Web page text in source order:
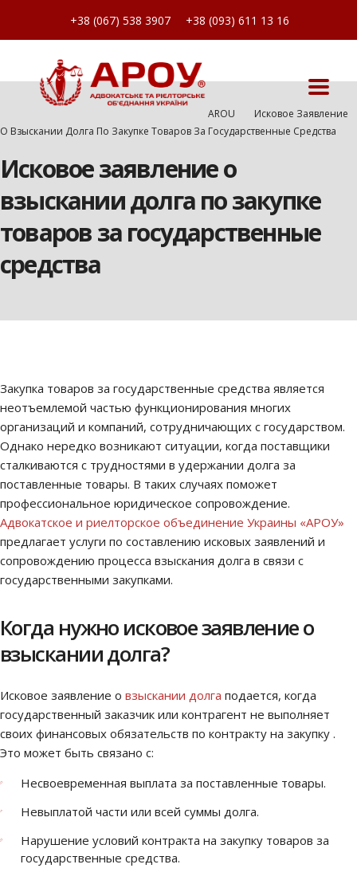
+38 (067) 538 3907 +38 (093) 611 13 16
AROU
Исковое Заявление
О Взыскании Долга По Закупке Товаров За Государственные Средства
Исковое заявление о
взыскании долга по закупке
товаров за государственные
средства
Закупка товаров за государственные средства является
неотъемлемой частью функционирования многих
организаций и компаний, сотрудничающих с государством.
Однако нередко возникают ситуации, когда поставщики
сталкиваются с трудностями в удержании долга за
поставленные товары. В таких случаях поможет
профессиональное юридическое сопровождение.
Адвокатское и риелторское объединение Украины «АРОУ»
предлагает услуги по составлению исковых заявлений и
сопровождению процесса взыскания долга в связи с
государственными закупками.
Когда нужно исковое заявление о
взыскании долга?
Исковое заявление о взыскании долга подается, когда
государственный заказчик или контрагент не выполняет
своих финансовых обязательств по контракту на закупку .
Это может быть связано с:
Несвоевременная выплата за поставленные товары.
Невыплатой части или всей суммы долга.
Нарушение условий контракта на закупку товаров за
государственные средства.